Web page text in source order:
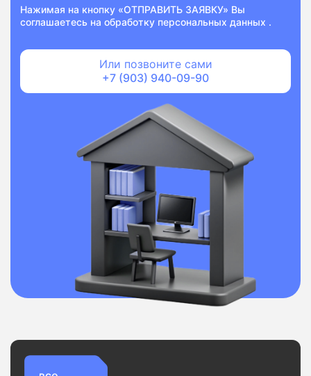
Нажимая на кнопку «ОТПРАВИТЬ ЗАЯВКУ» Вы
соглашаетесь на обработку персональных данных .
Или позвоните сами
+7 (903) 940-09-90